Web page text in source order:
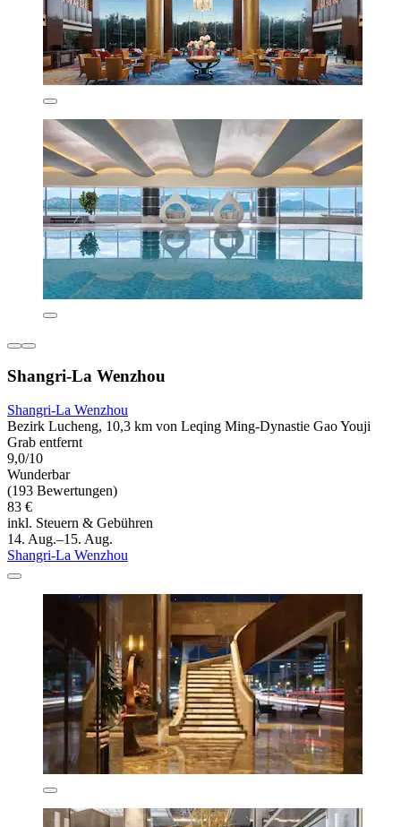
Shangri-La Wenzhou
Shangri-La Wenzhou
Bezirk Lucheng, 10,3 km von Leqing Ming-Dynastie Gao Youji
Grab entfernt
9,0/10
Wunderbar
(193 Bewertungen)
83 €
inkl. Steuern & Gebühren
14. Aug.–15. Aug.
Shangri-La Wenzhou